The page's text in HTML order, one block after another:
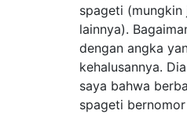
spageti (mungkin
lainnya).
dengan angka
kehalusannya.
saya bahwa
spageti